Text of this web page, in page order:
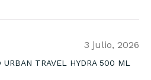
3 julio, 2026
URBAN TRAVEL HYDRA 500 ML